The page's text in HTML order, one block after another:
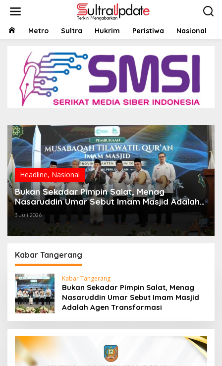
HOMEMetro Sultra Hukrim Peristiwa Nasional
Headline, Nasional
Bukan Sekadar Pimpin Salat, Menag
Nasaruddin Umar Sebut Imam Masjid Adalah
Agen Transformasi
3 Juli 2026
Kabar Tangerang
Kabar Tangerang
Bukan Sekadar Pimpin Salat, Menag
Nasaruddin Umar Sebut Imam Masjid
Adalah Agen Transformasi